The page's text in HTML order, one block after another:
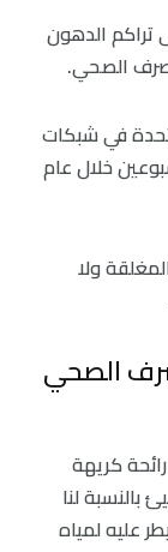
تراكم الدهون
الصحي.
في شبكات
خلال عام
ولا
الصحي
كريهة
بالنسبة لنا
عليه لمياه